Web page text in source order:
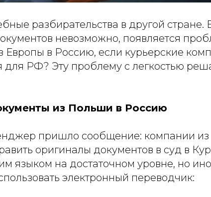
разбирательства в другой стране.
невозможно, появляется
Европы в Россию, если курьерские
РФ? Эту проблему с легкостью
из Польши в Россию
пришло сообщение: компании из
оригиналы документов в суд в
языком на достаточном уровне, но
электронный переводчик: